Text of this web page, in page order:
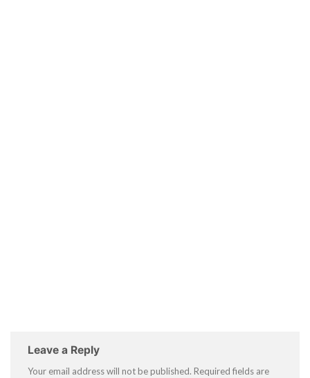
Leave a Reply
Your email address will not be published. Required fields are